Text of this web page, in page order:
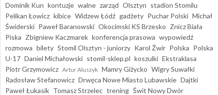
Dominik Kun kontuzje walne zarząd Olsztyn stadion Stomilu
Pelikan Łowicz kibice Widzew Łódź gadżety Puchar Polski Michał
Świderski Paweł Baranowski Okocimski KS Brzesko Znicz Biała
Piska Zbigniew Kaczmarek konferencja prasowa wypowiedź
rozmowa bilety Stomil Olsztyn - juniorzy Karol Żwir Polska Polska
U-17 Daniel Michałowski stomil-sklep.pl koszulki Ekstraklasa
Piotr Grzymowicz Artur Aluszyk Mamry Giżycko Wigry Suwałki
Radosław Stefanowicz Drwęca Nowe Miasto Lubawskie Dajtki
Paweł Łukasik Tomasz Strzelec trening Świt Nowy Dwór